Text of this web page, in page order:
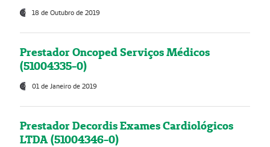
18 de Outubro de 2019
Prestador Oncoped Serviços Médicos
(51004335-0)
01 de Janeiro de 2019
Prestador Decordis Exames Cardiológicos
LTDA (51004346-0)